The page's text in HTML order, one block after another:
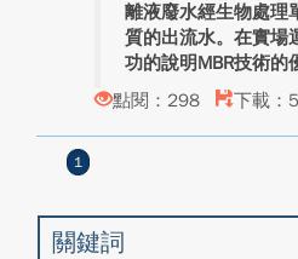
離液廢水經生物處理
質的出流水。在實場
功的說明MBR技術的
點閱：298
下載：5
1
關鍵詞